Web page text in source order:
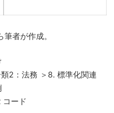
者が作成。
2：法務 ＞8. 標準化関連
コード